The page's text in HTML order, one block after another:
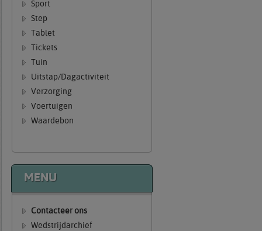
Sport
Step
Tablet
Tickets
Tuin
Uitstap/Dagactiviteit
Verzorging
Voertuigen
Waardebon
MENU
Contacteer ons
Wedstrijdarchief